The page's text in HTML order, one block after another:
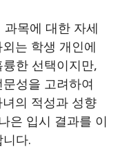
목에 대한 자세
는 학생 개인에
한 선택이지만,
성을 고려하여
의 적성과 성향
은 입시 결과를 이
다.